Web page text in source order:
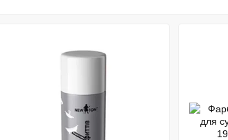
- емалі для кераміки та побутової техніки в аерозолі
- реставраційні олівці.
ВИСОКА ЯКІСТЬ АЕРОЗОЛЬНОЇ ПРОДУКЦІЇ